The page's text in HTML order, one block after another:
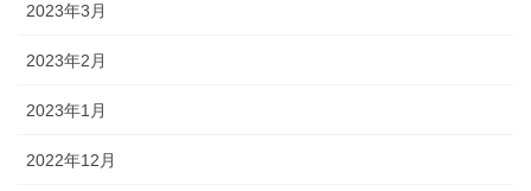
2023年3月
2023年2月
2023年1月
2022年12月